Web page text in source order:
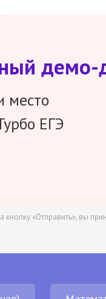
демо-
место
ЕГЭ
кнопку «Отправить», вы